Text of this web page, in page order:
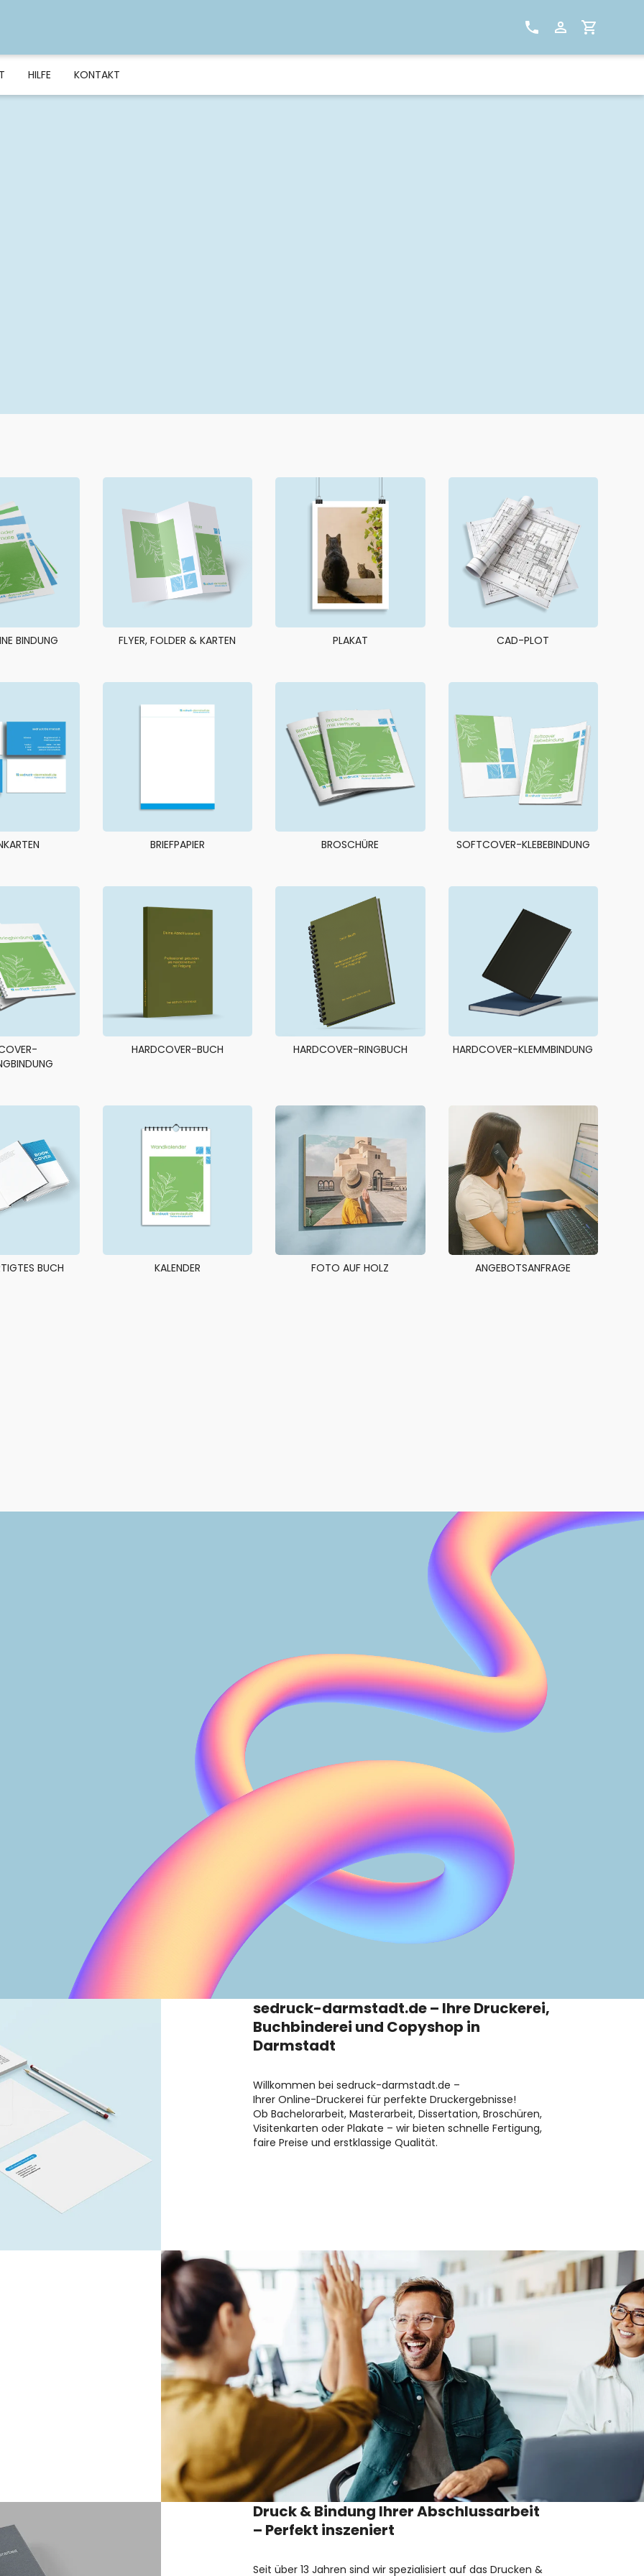
HILFE KONTAKT
BINDUNG FLYER, FOLDER & KARTEN PLAKAT CAD-PLOT
BRIEFPAPIER BROSCHÜRE SOFTCOVER-KLEBEBINDUNG
HARDCOVER-BUCH HARDCOVER-RINGBUCH HARDCOVER-KLEMMBINDUNG
BUCH KALENDER FOTO AUF HOLZ ANGEBOTSANFRAGE
sedruck-darmstadt.de – Ihre Druckerei,
Buchbinderei und Copyshop in
Darmstadt
Willkommen bei sedruck-darmstadt.de –
Ihrer Online-Druckerei für perfekte Druckergebnisse!
Ob Bachelorarbeit, Masterarbeit, Dissertation, Broschüren,
Visitenkarten oder Plakate – wir bieten schnelle Fertigung,
faire Preise und erstklassige Qualität.
Druck & Bindung Ihrer Abschlussarbeit
– Perfekt inszeniert
Seit über 13 Jahren sind wir spezialisiert auf das Drucken &